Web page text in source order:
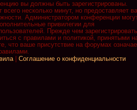
вы должны быть зарегистрированы.
всего несколько минут, но предоставляет
Администратором конференции
привилегии для
Прежде чем
с правилами и политикой, принятыми
что ваше присутствие на форумах
| Соглашение о конфиденциальности